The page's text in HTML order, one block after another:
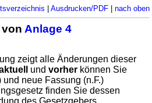
Ausdrucken/PDF| nach oben
Anlage 4
zeigt alle Änderungen dieser
undvorher können Sie
neue Fassung (n.F.)
finden Sie dessen